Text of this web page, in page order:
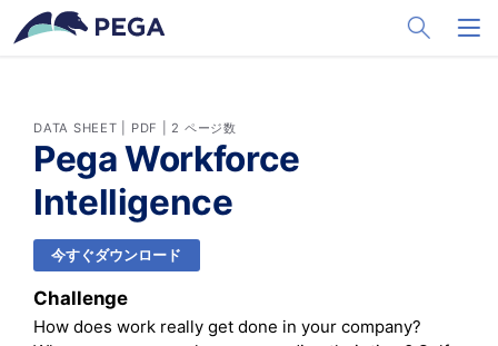
メインコンテンツに飛ぶ
Toggle
DATA SHEET | PDF | 2 ページ数
Pega Workforce
Intelligence
今すぐダウンロード
Challenge
How does work really get done in your company?